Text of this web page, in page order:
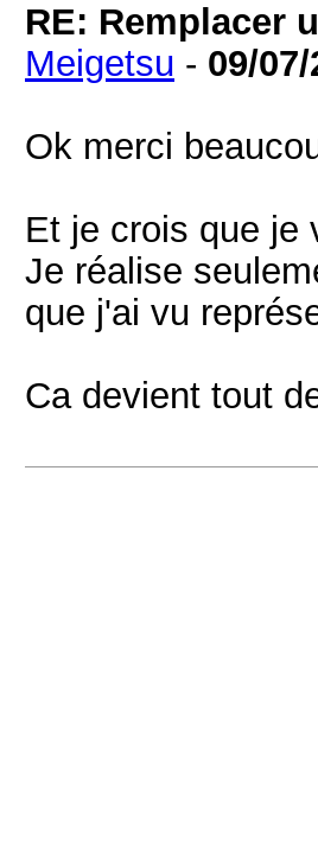
RE: Remplacer
Meigetsu - 09/
Ok merci
Et je crois que je
Je réalise
que j'ai vu
Ca devient tout